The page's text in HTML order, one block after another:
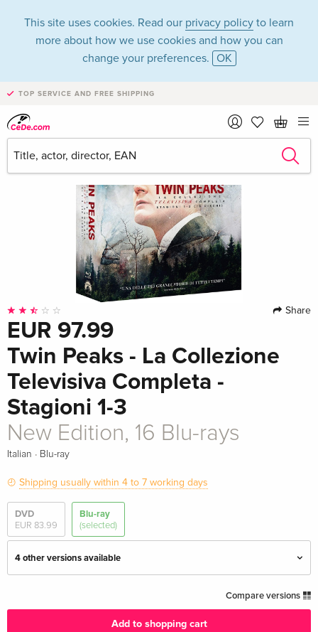
This site uses cookies. Read our privacy policy to learn
more about how we use cookies and how you can
change your preferences. OK
TOP SERVICE AND FREE SHIPPING
Share
EUR 97.99
Twin Peaks - La Collezione
Televisiva Completa -
Stagioni 1-3
New Edition, 16 Blu-rays
Italian · Blu-ray
Shipping usually within 4 to 7 working days
DVD
EUR 83.99
Blu-ray
(selected)
4 other versions available
English · UK Version
EUR 97.99
Compare versions
Add to shopping cart